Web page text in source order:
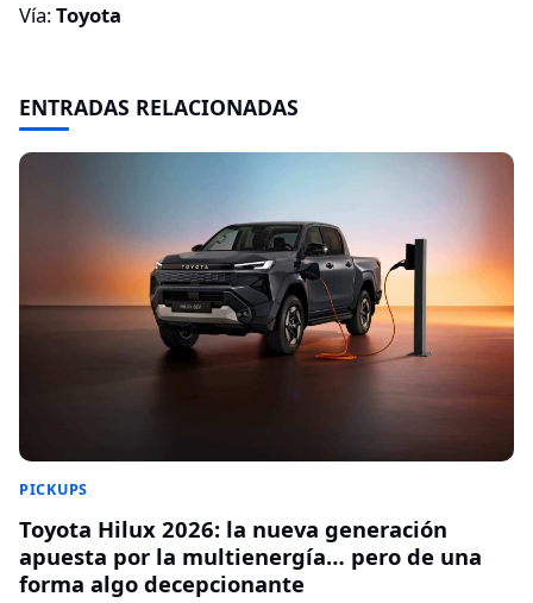
Vía:Toyota
ENTRADAS RELACIONADAS
PICKUPS
Toyota Hilux 2026: la nueva generación
apuesta por la multienergía… pero de una
forma algo decepcionante